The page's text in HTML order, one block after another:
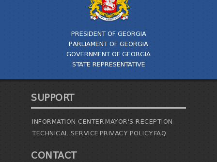
PRESIDENT OF GEORGIA
PARLIAMENT OF GEORGIA
GOVERNMENT OF GEORGIA
STATE REPRESENTATIVE
SUPPORT
INFORMATION CENTERMAYOR'S RECEPTION
TECHNICAL SERVICE PRIVACY POLICYFAQ
CONTACT